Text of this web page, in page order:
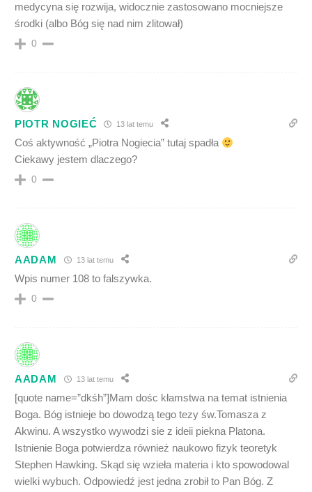
medycyna się rozwija, widocznie zastosowano mocniejsze
środki (albo Bóg się nad nim zlitował)
0
PIOTR NOGIEĆ 13 lat temu
Coś aktywność „Piotra Nogiecia” tutaj spadła
Ciekawy jestem dlaczego?
0
AADAM 13 lat temu
Wpis numer 108 to falszywka.
0
AADAM 13 lat temu
[quote name=”dkśh”]Mam dośc kłamstwa na temat istnienia
Boga. Bóg istnieje bo dowodzą tego tezy św.Tomasza z
Akwinu. A wszystko wywodzi sie z ideii piekna Platona.
Istnienie Boga potwierdza również naukowo fizyk teoretyk
Stephen Hawking. Skąd się wzieła materia i kto spowodowal
wielki wybuch. Odpowiedź jest jedna zrobił to Pan Bóg. Z